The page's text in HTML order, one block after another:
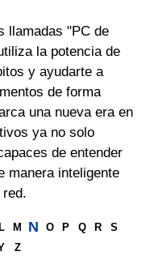
llamadas "PC de
la potencia de
y ayudarte a
de forma
una nueva era en
ya no solo
de entender
manera inteligente
L M N O P Q R
S
Z